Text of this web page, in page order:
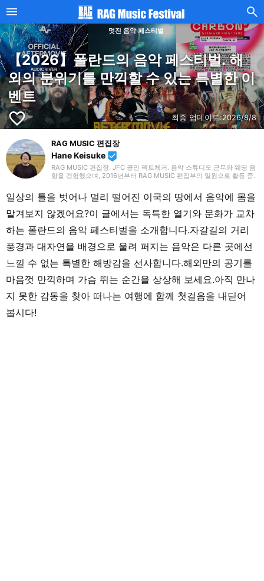
멋진 음악 페스티벌
【2026】폴란드의 음악 페스티벌. 해
외의 분위기를 만끽할 수 있는 특별한 이
벤트
favorite_border 최종 업데이트:2026/8/8
RAG MUSIC 편집장
Hane Keisuke beenhere
RAG MUSIC 편집장. JFC 공인 팩트체커. 음악 스튜디오 근무와 웨딩 음
향을 경험했으며, 2016년부터 RAG MUSIC 편집부의 일원으로 활동 중.
후에는 밴드에서 드럼 등 다양한 악기를 경험. 각종 곡 소개 글을 비롯해,
각지의 음악 페스티벌 소개 기사와 라이브 리포트 등, 자신의 음악 활동
과 지금까지의 업무로 쌓아 온 경험을 바탕으로 매일 기사를 제작하고 있
습니다. 음악은 국내외 록은 물론, 최근에는 J-POP도 폭넓게 즐겨 듣습
니다.
일상의 틀을 벗어나 멀리 떨어진 이국의 땅에서 음악에 몸을
맡겨보지 않겠어요?이 글에서는 독특한 열기와 문화가 교차
하는 폴란드의 음악 페스티벌을 소개합니다.자갈길의 거리
풍경과 대자연을 배경으로 울려 퍼지는 음악은 다른 곳에선
느낄 수 없는 특별한 해방감을 선사합니다.해외만의 공기를
마음껏 만끽하며 가슴 뛰는 순간을 상상해 보세요.아직 만나
지 못한 감동을 찾아 떠나는 여행에 함께 첫걸음을 내딛어
봅시다!